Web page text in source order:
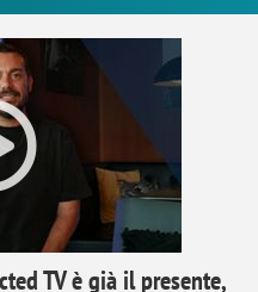
TV è già il presente,